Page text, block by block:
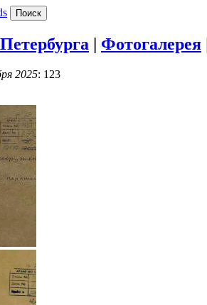
| Фотогалерея
2025: 123